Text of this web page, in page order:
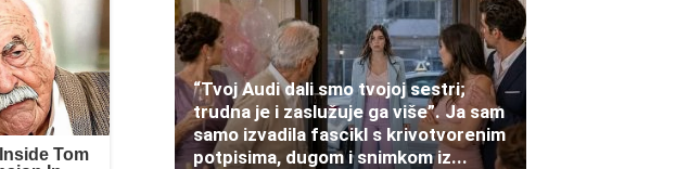
“Tvoj Audi dali smo tvojoj sestri;
trudna je i zaslužuje ga više”. Ja sam
samo izvadila fascikl s krivotvorenim
potpisima, dugom i snimkom iz...